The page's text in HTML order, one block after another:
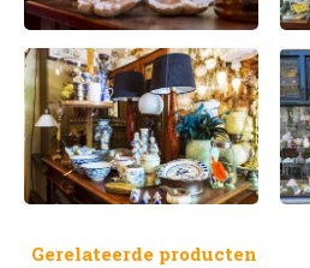
Gerelateerde producten